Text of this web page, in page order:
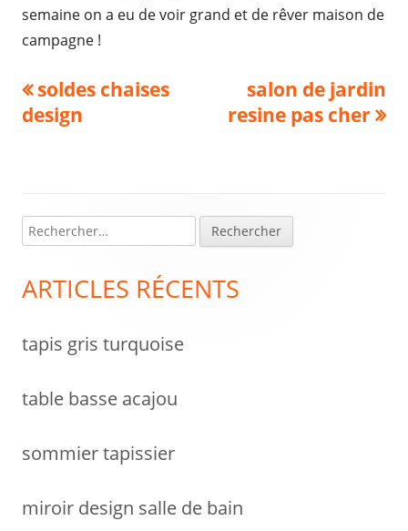
semaine on a eu de voir grand et de rêver maison de
campagne !
Navigation
de
Previous
article:
soldes chaises
design
Next
article:
salon de jardin
resine pas cher
Colonne
latérale
e
h
r
e
ARTICLES RÉCENTS
tapis gris turquoise
table basse acajou
sommier tapissier
miroir design salle de bain